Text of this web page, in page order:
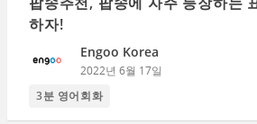
하자!
Engoo Korea
2022년 6월 17일
3분 영어회화